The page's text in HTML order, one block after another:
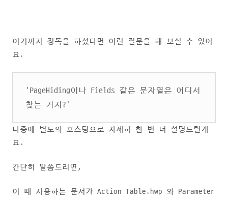
여기까지 정독을 하셨다면 이런 질문을 해 보실 수 있어
요.
'PageHiding이나 Fields 같은 문자열은 어디서
찾는 거지?'
나중에 별도의 포스팅으로 자세히 한 번 더 설명드릴게
요.
간단히 말씀드리면,
이 때 사용하는 문서가 Action Table.hwp 와 Parameter